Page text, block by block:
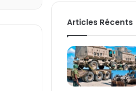
Articles Récents